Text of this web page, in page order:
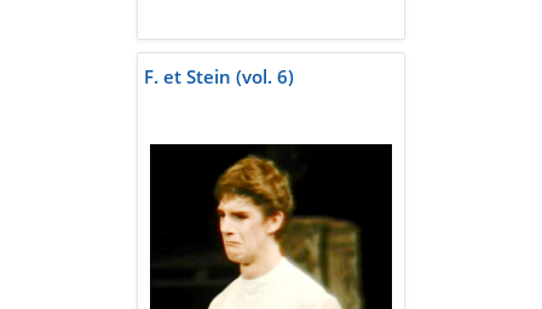
F. et Stein (vol. 6)